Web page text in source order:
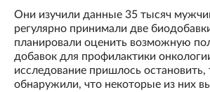
Они изучили данные 35 тысяч
регулярно принимали две
планировали оценить возможную
добавок для профилактики
исследование пришлось остановить,
обнаружили, что некоторые из них